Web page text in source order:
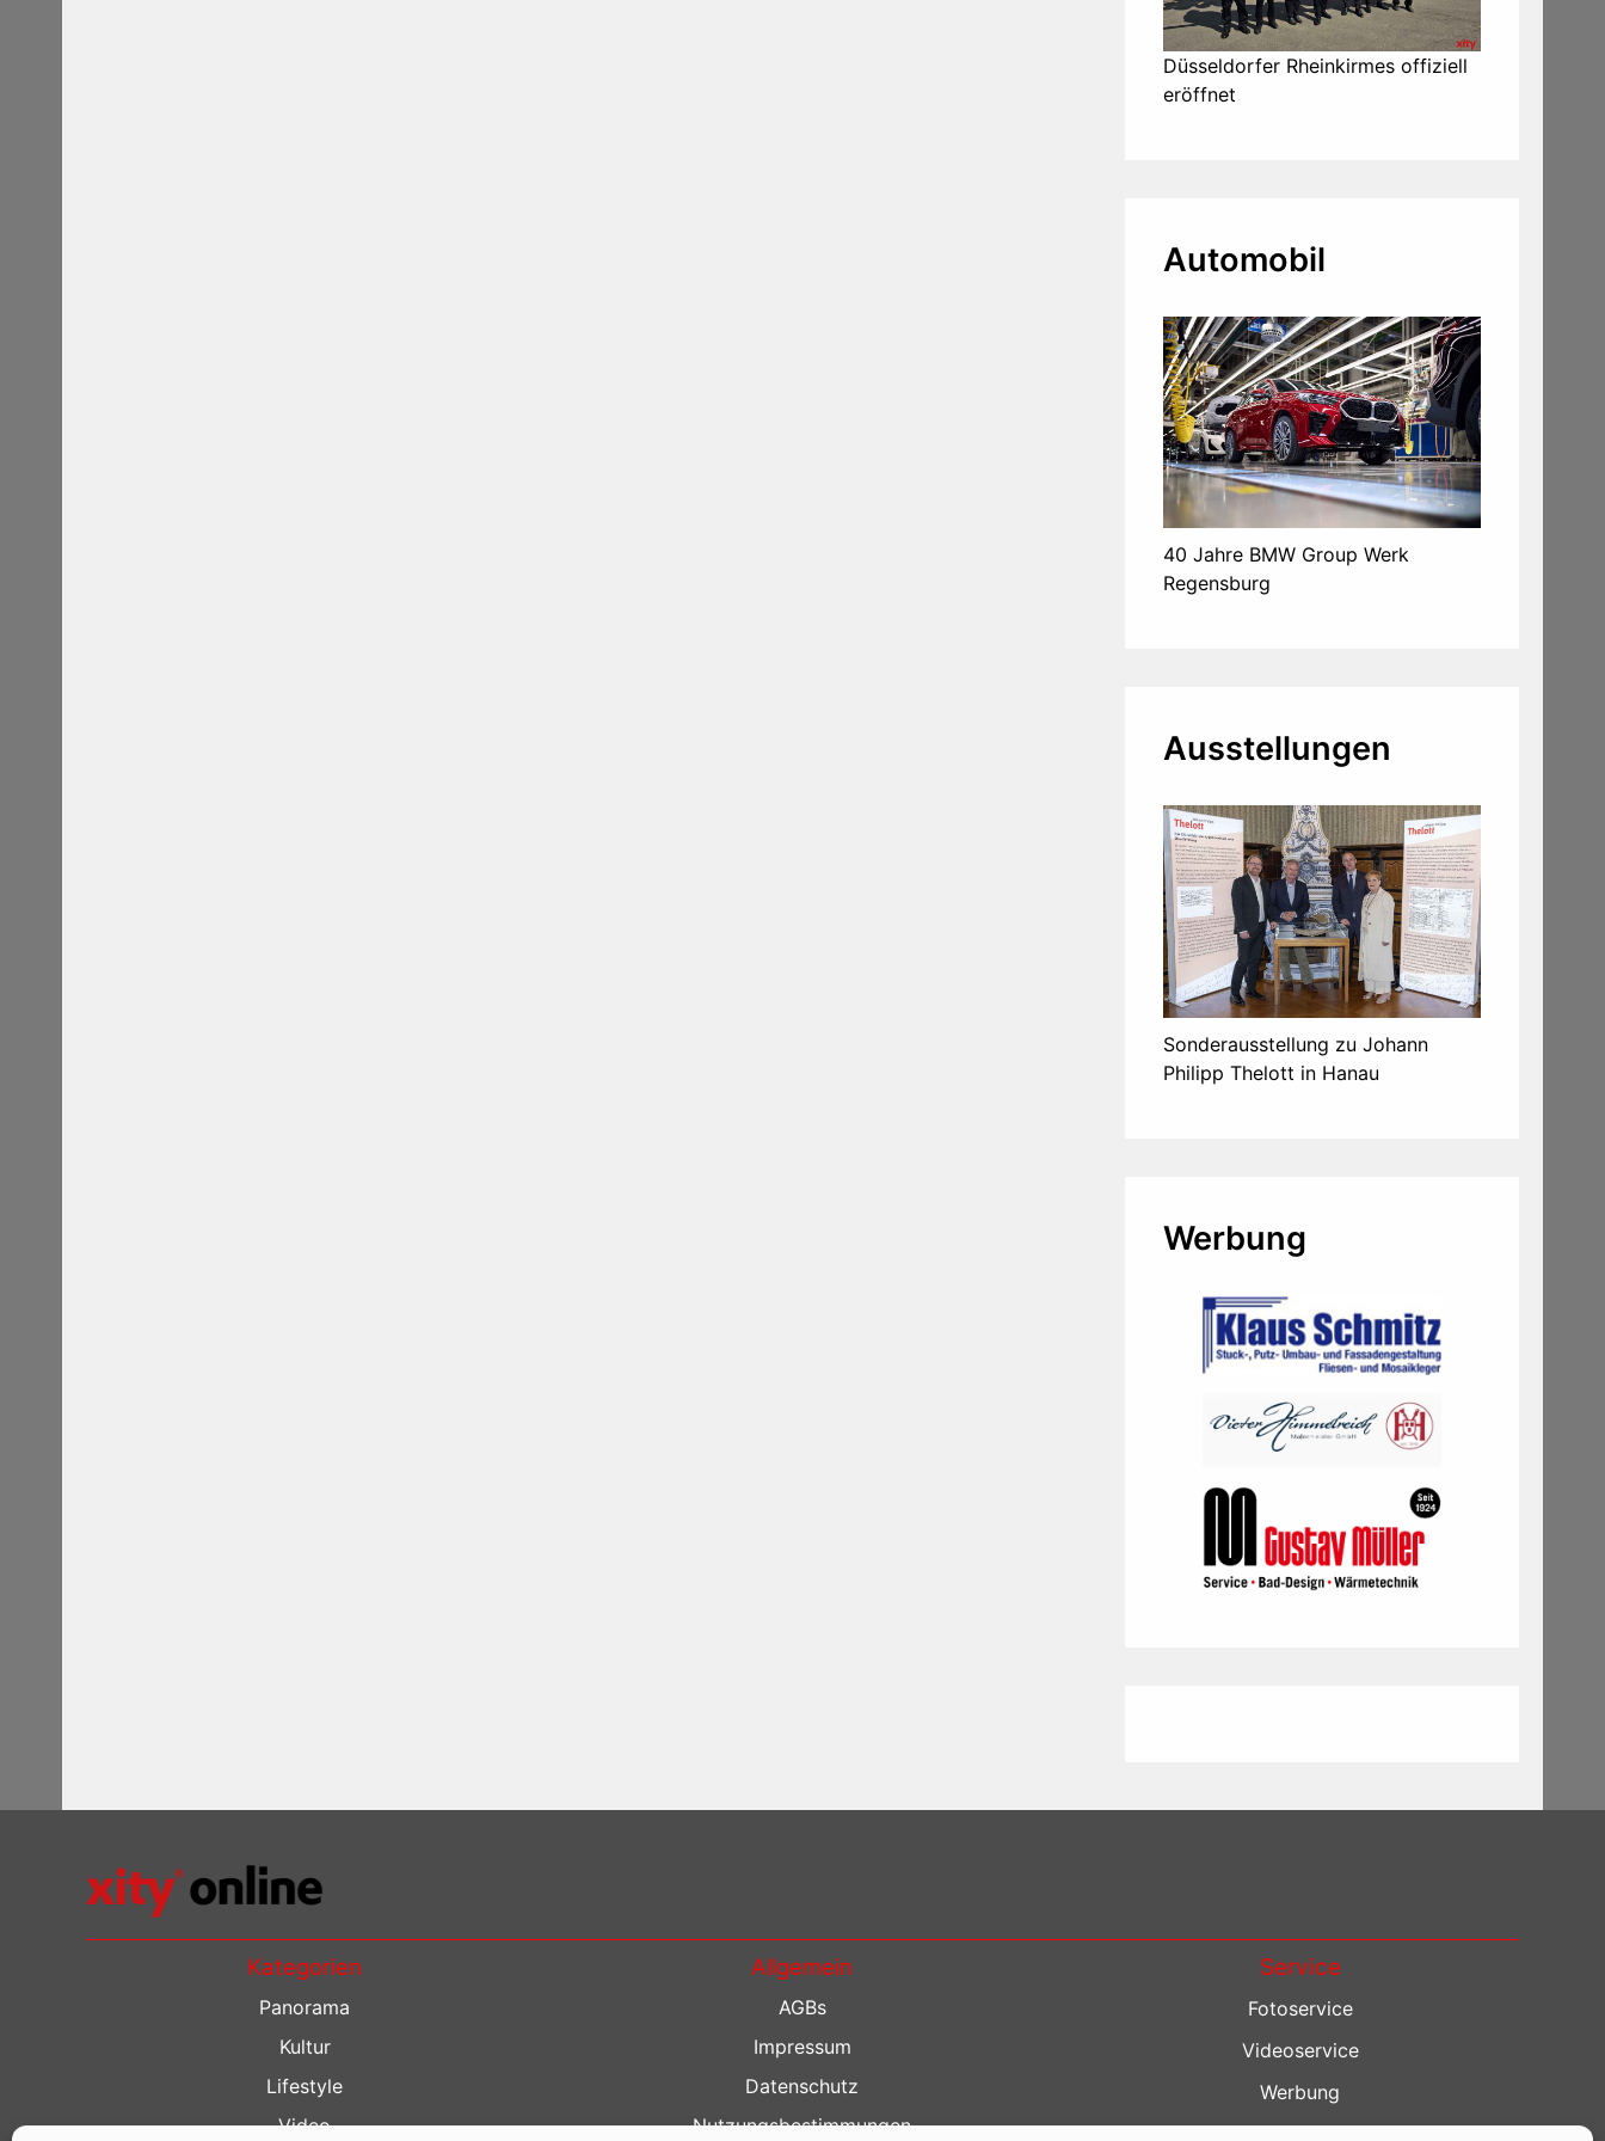
Düsseldorfer Rheinkirmes offiziell
eröffnet
Automobil
40 Jahre BMW Group Werk
Regensburg
Ausstellungen
Sonderausstellung zu Johann
Philipp Thelott in Hanau
Werbung
Kategorien
Panorama
Kultur
Lifestyle
Video
Allgemein
AGBs
Impressum
Datenschutz
Nutzungsbestimmungen
Service
Fotoservice
Videoservice
Werbung